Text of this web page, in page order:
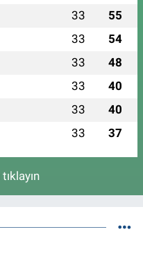
33 55
33 54
33 48
33 40
33 40
33 37